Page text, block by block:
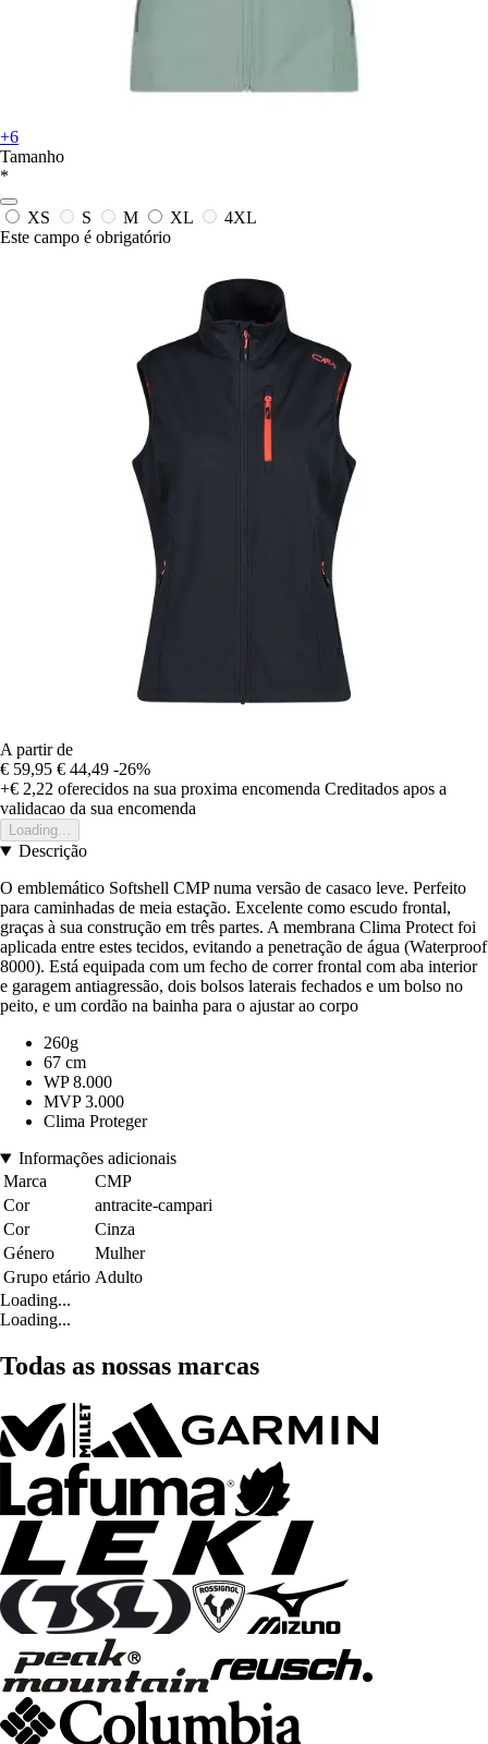
+6
Tamanho
*
XS S M XL
4XL
Este campo é obrigatório
A partir de
€ 59,95 € 44,49 -26%
+€ 2,22 oferecidos na sua proxima encomenda Creditados apos a
validacao da sua encomenda
Loading...
Descrição
O emblemático Softshell CMP numa versão de casaco leve. Perfeito
para caminhadas de meia estação. Excelente como escudo frontal,
graças à sua construção em três partes. A membrana Clima Protect foi
aplicada entre estes tecidos, evitando a penetração de água (Waterproof
8000). Está equipada com um fecho de correr frontal com aba interior
e garagem antiagressão, dois bolsos laterais fechados e um bolso no
peito, e um cordão na bainha para o ajustar ao corpo
260g
67 cm
WP 8.000
MVP 3.000
Clima Proteger
Informações adicionais
Marca
CMP
Cor
antracite-campari
Cor
Cinza
Género
Mulher
Grupo etário Adulto
Loading...
Loading...
Todas as nossas marcas